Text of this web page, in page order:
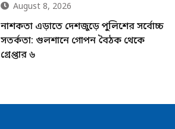
August 8, 2026
নাশকতা এড়াতে দেশজুড়ে পুলিশের সর্বোচ্চ
সতর্কতা: গুলশানে গোপন বৈঠক থেকে
গ্রেপ্তার ৬